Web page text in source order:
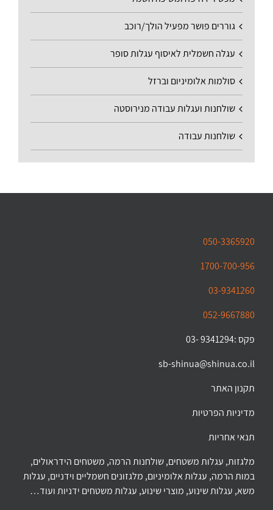
גוררים פושר מפעיל הולך/רוכב
עגלה חשמלית לאיסוף עגלות סופר
סולמות אלומיניום וברזל
שולחנות ועגלות עבודה מנירוסטה
שולחנות עבודה
050-3365920
1700-700-956
03-9341260
052-9667880
פקס :9341294 -03
sb-shinua@shinua.co.il
תקנון האתר
מדיניות הפרטיות
תנאי אחריות
מלגזות, עגלות משטחים, שולחנות הרמה, משטחים הידראולים,
במות הרמה, עגלות אלומיניום, מלגזונים חשמליים וידניים, עגלות
משא, עגלות שינוע, מוצרי שינוע, עגלות משטחים ידניות ועוד…